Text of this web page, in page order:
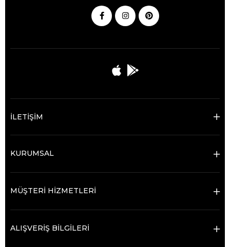
İLETİŞİM
KURUMSAL
MÜŞTERİ HİZMETLERİ
ALIŞVERİŞ BİLGİLERİ